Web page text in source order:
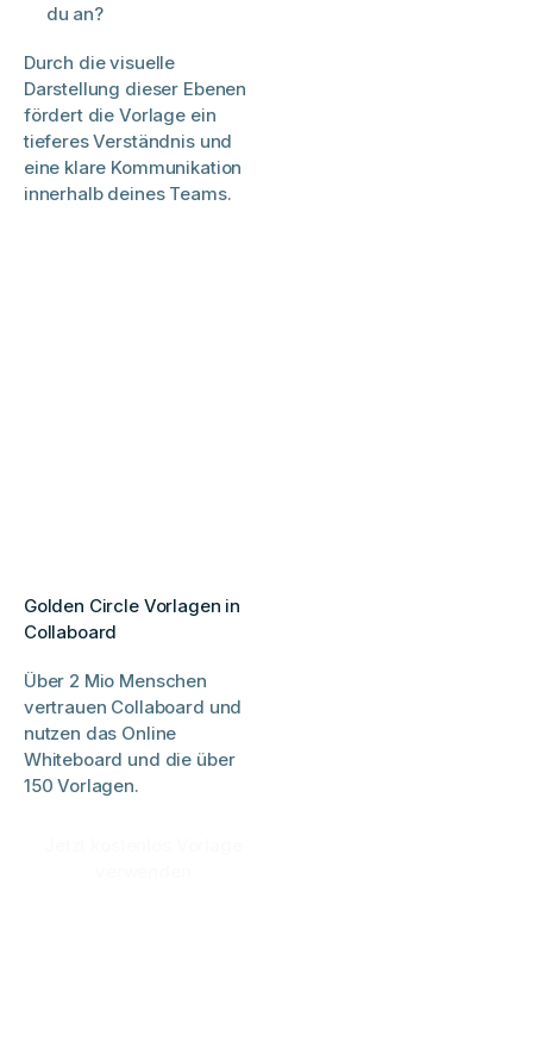
du an?​
Durch die visuelle
Darstellung dieser Ebenen
fördert die Vorlage ein
tieferes Verständnis und
eine klare Kommunikation
innerhalb deines Teams.
Golden Circle Vorlagen in
Collaboard
Über 2 Mio Menschen
vertrauen Collaboard und
nutzen das Online
Whiteboard und die über
150 Vorlagen.